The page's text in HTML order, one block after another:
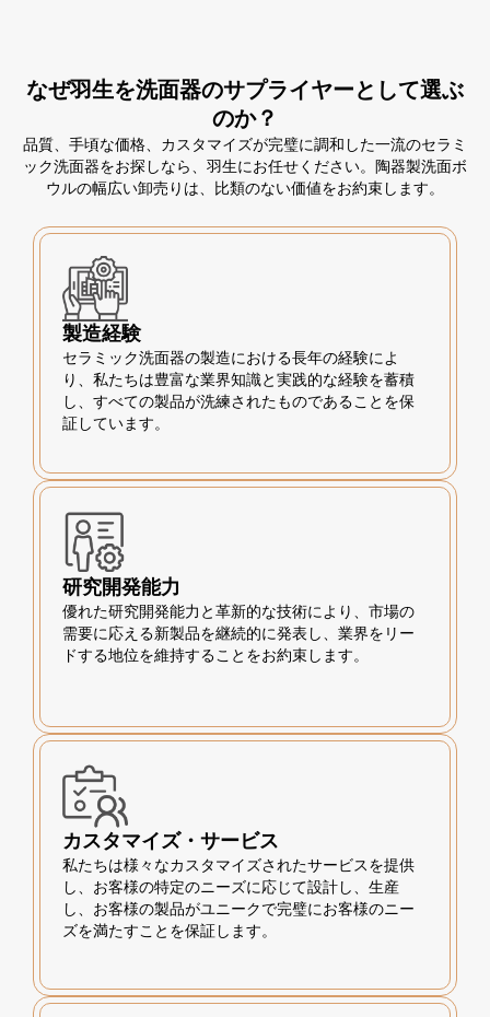
なぜ羽生を洗面器のサプライヤーとして選ぶ
のか？
品質、手頃な価格、カスタマイズが完璧に調和した一流のセラミ
ック洗面器をお探しなら、羽生にお任せください。陶器製洗面ボ
ウルの幅広い卸売りは、比類のない価値をお約束します。
製造経験
セラミック洗面器の製造における長年の経験によ
り、私たちは豊富な業界知識と実践的な経験を蓄積
し、すべての製品が洗練されたものであることを保
証しています。
研究開発能力
優れた研究開発能力と革新的な技術により、市場の
需要に応える新製品を継続的に発表し、業界をリー
ドする地位を維持することをお約束します。
カスタマイズ・サービス
私たちは様々なカスタマイズされたサービスを提供
し、お客様の特定のニーズに応じて設計し、生産
し、お客様の製品がユニークで完璧にお客様のニー
ズを満たすことを保証します。